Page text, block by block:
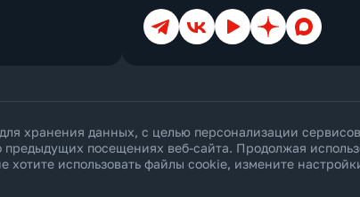
ТелеграмВКонтакте
YouTubeДзен Max
хранения данных, с целью персонализации
посещениях веб-сайта. Продолжая
хотите использовать файлы cookie, измените